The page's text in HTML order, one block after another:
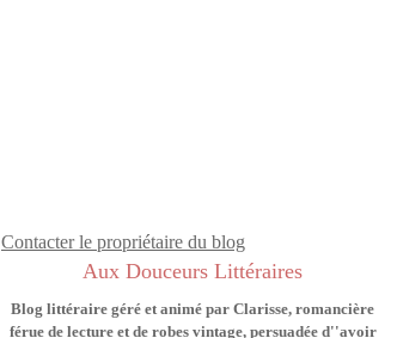
Contacter le propriétaire du blog
Aux Douceurs Littéraires
Blog littéraire géré et animé par Clarisse, romancière
férue de lecture et de robes vintage, persuadée d''avoir